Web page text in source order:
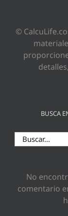
©
BUSCA
Buscar:
No
comentario